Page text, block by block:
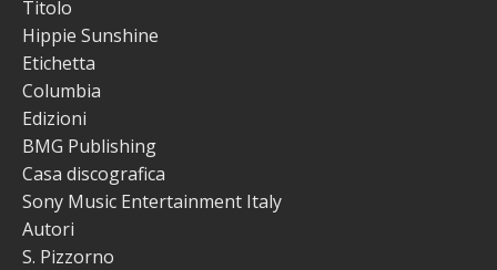
Titolo
Hippie Sunshine
Etichetta
Columbia
Edizioni
BMG Publishing
Casa discografica
Sony Music Entertainment Italy
Autori
S. Pizzorno